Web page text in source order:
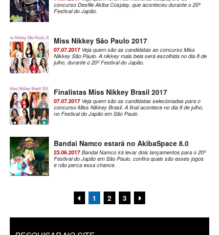
concurso Desfile Akiba Cosplay, que aconteceu durante o 20º
Festival do Japão.
Miss Nikkey São Paulo 2017
07.07.2017 Veja quem são as candidatas ao concurso Miss
Nikkey São Paulo. A nikkey mais bela será escolhida no dia 8 de
julho, durante o 20º Festival do Japão.
Finalistas Miss Nikkey Brasil 2017
07.07.2017 Veja quem são as candidatas selecionadas para o
concurso Miss Nikkey Brasil. A final acontece no dia 8 de julho,
no Festival do Japão em São Paulo.
Bandai Namco estará no AkibaSpace 8.0
23.06.2017 Bandai Namco irá levar dois lançamentos para o 20º
Festival do Japão em São Paulo, confira quais são esses jogos
e não perca essa chance.
1 2 3